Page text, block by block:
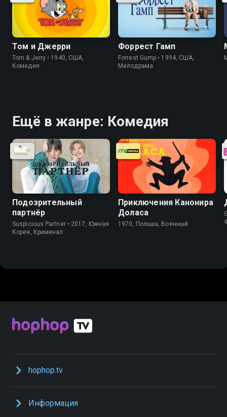
Том и Джерри
Tom & Jerry • 1940, США,
Комедия
Форрест Гамп
Forrest Gump • 1994, США,
Мелодрама
Ещё в жанре: Комедия
Подозрительный
партнёр
Suspicious Partner • 2017, Южная
Корея, Криминал
Приключения Канонира
Доласа
1970, Польша, Военный
hophop.tv
Информация